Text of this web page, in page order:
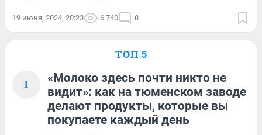
19 июня, 2024, 20:23 6 740 8
ТОП 5
1
«Молоко здесь почти никто не
видит»: как на тюменском заводе
делают продукты, которые вы
покупаете каждый день